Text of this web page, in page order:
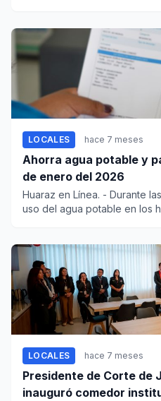
LOCALES hace 7 meses
Ahorra agua potable y
de enero del 2026
Huaraz en Línea. - Durante
uso del agua potable en los
LOCALES hace 7 meses
Presidente de Corte de
inauguró comedor